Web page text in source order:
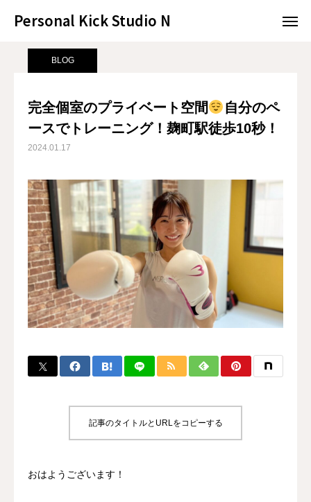
Personal Kick Studio N
サンプルページ BLOG 完全個室のプライベート空間 自分の
BLOG
完全個室のプライベート空間
自分のペ
ースでトレーニング！麹町駅徒歩10秒！
2024.01.17
記事のタイトルとURLをコピーする
おはようございます！
Personal Kick Studio N
BLOG CONTACT
RESERVATION
CONCEPT
MENU
ACCESS
CONTACT
MENBERSHIP